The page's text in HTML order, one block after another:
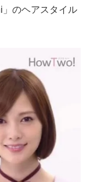
」のヘアスタイル